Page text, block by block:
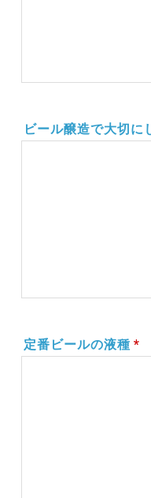
ビール醸造で大切に
定番ビールの液種 *